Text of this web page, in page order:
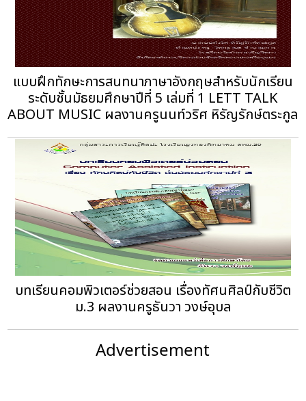
แบบฝึกทักษะการสนทนาภาษาอังกฤษสำหรับนักเรียน
ระดับชั้นมัธยมศึกษาปีที่ 5 เล่มที่ 1 LETT TALK
ABOUT MUSIC ผลงานครูนนท์วริศ หิรัญรักษ์ตระกูล
บทเรียนคอมพิวเตอร์ช่วยสอน เรื่องทัศนศิลป์กับชีวิต
ม.3 ผลงานครูธันวา วงษ์อุบล
Advertisement